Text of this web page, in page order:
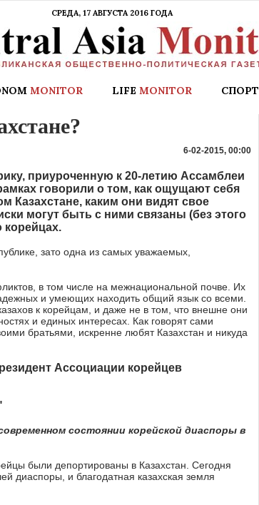
СРЕДА, 17 АВГУСТА 2016 ГОДА
MONITOR LIFE MONITOR СПОРТ
6-02-2015, 00:00
приуроченную к 20-летию Ассамблеи
говорили о том, как ощущают себя
Казахстане, каким они видят свое
могут быть с ними связаны (без этого
корейцах.
зато одна из самых уважаемых,
в том числе на межнациональной почве. Их
и умеющих находить общий язык со всеми.
к корейцам, и даже не в том, что внешне они
и единых интересах. Как говорят сами
братьями, искренне любят Казахстан и никуда
Ассоциации корейцев
состоянии корейской диаспоры в
были депортированы в Казахстан. Сегодня
диаспоры, и благодатная казахская земля
7 причин жить в Шымкенте